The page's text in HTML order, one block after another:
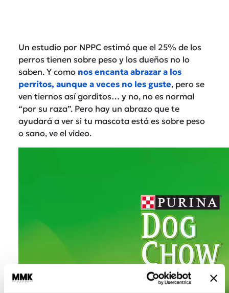
Un estudio por NPPC estimó que el 25% de los
perros tienen sobre peso y los dueños no lo
saben. Y como nos encanta abrazar a los
perritos, aunque a veces no les guste, pero se
ven tiernos así gorditos… y no, no es normal
“por su raza”. Pero hay un abrazo que te
ayudará a ver si tu mascota está es sobre peso
o sano, ve el video.